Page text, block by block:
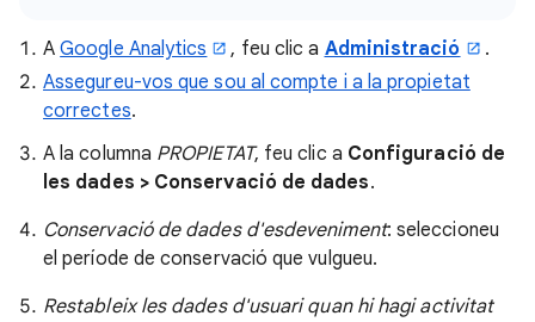
AGoogle Analytics , feu clic a Administració
.
Assegureu-vos que sou al compte i a la propietat
correctes.
A la columna PROPIETAT, feu clic a Configuració de
les dades > Conservació de dades.
Conservació de dades d'esdeveniment: seleccioneu
el període de conservació que vulgueu.
Restableix les dades d'usuari quan hi hagi activitat